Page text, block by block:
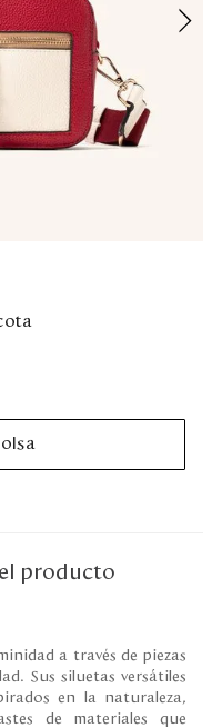
producto
a través de piezas
Sus siluetas versátiles
en la naturaleza,
de materiales que